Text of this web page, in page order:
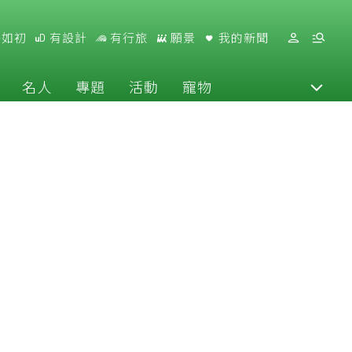
初 有設計 有行旅 願景 我的新聞
名人 專題 活動 寵物